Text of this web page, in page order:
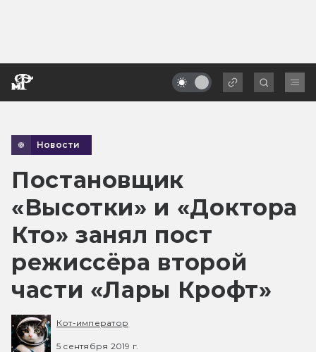
Новости
Постановщик
«Высотки» и «Доктора
Кто» занял пост
режиссёра второй
части «Лары Крофт»
Кот-император
5 сентября 2019 г.